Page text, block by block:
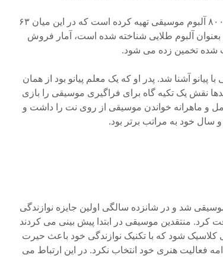
وی در طول فعالیت حرفه ای خود بیش از ۸۰۰ آلبوم موسیقی تهیه کرده است که در این میان ۶۳
آنها بعنوان آلبوم پلاتینیوم و ۲۶۳ عدد بعنوان آلبوم طلایی شناخته شده است، آمار فروش
شده تخمین زده می شود.
و در کودکی با پیانو آشنا شد. پدر او که یک معلم پیانو بود از همان
نقش یک تکیه گاه برای فراگیری موسیقی را بازی
و ماهرانه خواندن موسیقی از روی نت را داشت و
سال خود به مراتب برتر بود.
شد و در شانزده سالگی اولین جایزه نوازندگی
کرد. منتقدین موسیقی در ابتدا پیش بینی می کردند
کلاسیک شود که با تکنیک نوازندگی خود باعث حیرت
فعالیت هنری خود انتخاب نکرد. در این ارتباط می